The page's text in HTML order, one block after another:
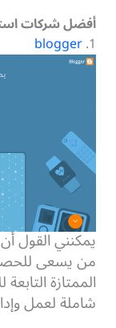
أفضل شركات
1.
blogger
يمكنني القول
من يسعى
الممتازة
شاملة لعمل